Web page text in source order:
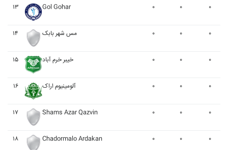
۱۳ Gol Gohar ۰ ۰ ۰
۱۴ مس شهر بابک ۰ ۰ ۰
۱۵ خيبر خرم آباد ۰ ۰ ۰
۱۶ آلومينيوم اراک ۰ ۰ ۰
۱۷ Shams Azar Qazvin ۰ ۰ ۰
۱۸ Chadormalo Ardakan ۰ ۰ ۰